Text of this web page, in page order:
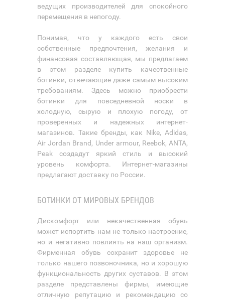
ведущих производителей для спокойного
перемещения в непогоду.
Понимая, что у каждого есть свои
собственные предпочтения, желания и
финансовая составляющая, мы предлагаем
в этом разделе купить качественные
ботинки, отвечающие даже самым высоким
требованиям. Здесь можно приобрести
ботинки для повседневной носки в
холодную, сырую и плохую погоду, от
проверенных и надежных интернет-
магазинов. Такие бренды, как Nike, Adidas,
Air Jordan Brand, Under armour, Reebok, ANTA,
Peak создадут яркий стиль и высокий
уровень комфорта. Интернет-магазины
предлагают доставку по России.
БОТИНКИ ОТ МИРОВЫХ БРЕНДОВ
Дискомфорт или некачественная обувь
может испортить нам не только настроение,
но и негативно повлиять на наш организм.
Фирменная обувь сохранит здоровье не
только нашего позвоночника, но и хорошую
функциональность других суставов. В этом
разделе представлены фирмы, имеющие
отличную репутацию и рекомендацию со